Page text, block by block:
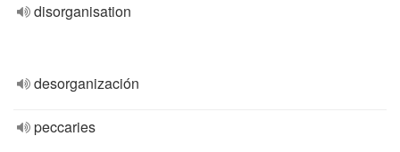
disorganisation
desorganización
peccaries